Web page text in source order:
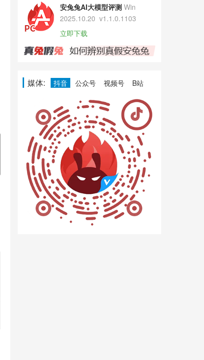
安兔兔AI大模型评测 Win
2025.10.20 v1.1.0.1103
立即下载
媒体: 抖音 公众号 视频号 B站